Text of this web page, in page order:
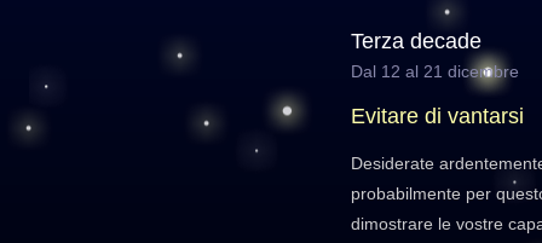
Terza decade
Dal 12 al 21 dicembre
Evitare di vantarsi
Desiderate
probabilmente per
dimostrare le vostre